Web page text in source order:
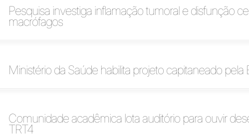
Pesquisa investiga inflamação tumoral e disfunção
macrófagos
Ministério da Saúde habilita projeto capitaneado pela
Comunidade acadêmica lota auditório para ouvir
TRT4